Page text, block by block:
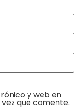
y web en
que comente.